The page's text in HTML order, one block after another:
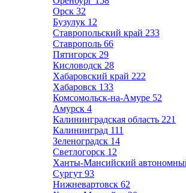
Орск 32
Бузулук 12
Ставропольский край 233
Ставрополь 66
Пятигорск 29
Кисловодск 28
Хабаровский край 222
Хабаровск 133
Комсомольск-на-Амуре 52
Амурск 4
Калининградская область 221
Калининград 111
Зеленоградск 14
Светлогорск 12
Ханты-Мансийский
Сургут 93
Нижневартовск 62